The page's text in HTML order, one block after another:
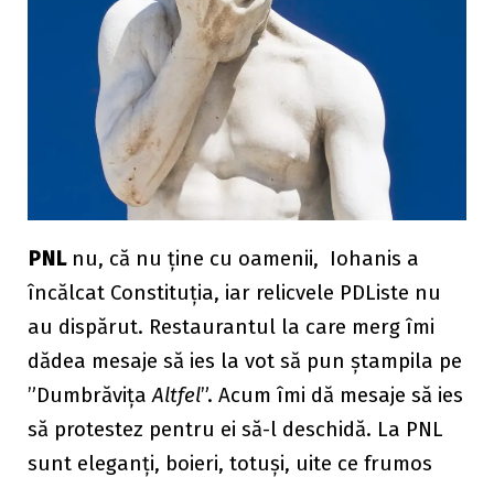
PNLnu, că nu ține cu oamenii, Iohanis a
încălcat Constituția, iar relicvele PDListe nu
au dispărut. Restaurantul la care merg îmi
dădea mesaje să ies la vot să pun ștampila pe
”DumbrăvițaAltfel”. Acum îmi dă mesaje să ies
să protestez pentru ei să-l deschidă. La PNL
sunt eleganți, boieri, totuși, uite ce frumos